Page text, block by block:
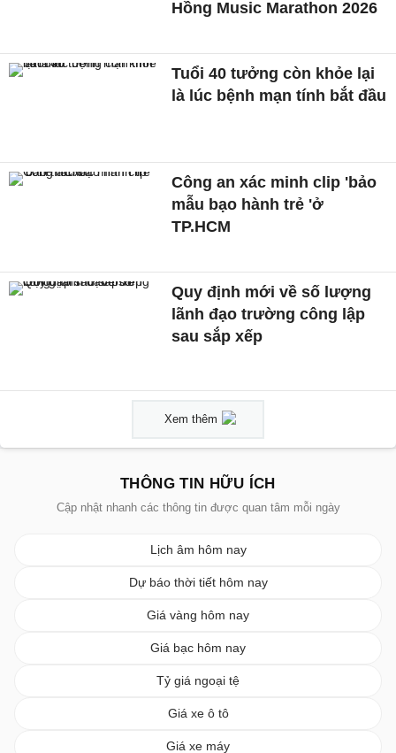
Hồng Music Marathon 2026
Tuổi 40 tưởng còn khỏe lại
là lúc bệnh mạn tính bắt đầu
Công an xác minh clip 'bảo
mẫu bạo hành trẻ 'ở
TP.HCM
Quy định mới về số lượng
lãnh đạo trường công lập
sau sắp xếp
Xem thêm
THÔNG TIN HỮU ÍCH
Cập nhật nhanh các thông tin được quan tâm mỗi ngày
Lịch âm hôm nay
Dự báo thời tiết hôm nay
Giá vàng hôm nay
Giá bạc hôm nay
Tỷ giá ngoại tệ
Giá xe ô tô
Giá xe máy